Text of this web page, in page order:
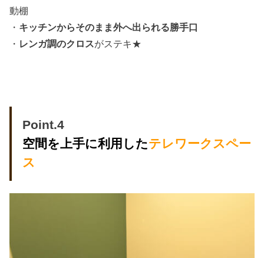
動棚
・ キッチンからそのまま外へ出られる勝手口
・ レンガ調のクロスがステキ★
Point.4
空間を上手に利用したテレワークスペー
ス